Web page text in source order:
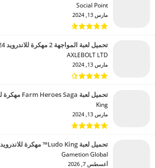
Social Point‏
مارس 13, 2024
تحميل لعبة المواجهة 2 مهكرة للاندرويد 2024
AXLEBOLT LTD‏
مارس 13, 2024
تحميل لعبة Farm Heroes Saga مهكرة للاندرويد 2024
King‏
مارس 13, 2024
تحميل لعبة Ludo King™ مهكرة للاندرويد 2024
Gametion Global‏
أغسطس 7, 2026